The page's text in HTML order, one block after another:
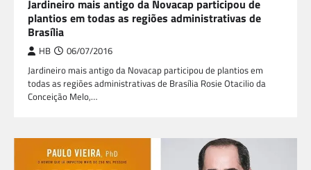
Jardineiro mais antigo da Novacap participou de
plantios em todas as regiões administrativas de
Brasília
HB 06/07/2016
Jardineiro mais antigo da Novacap participou de plantios em
todas as regiões administrativas de Brasília Rosie Otacilio da
Conceição Melo,…